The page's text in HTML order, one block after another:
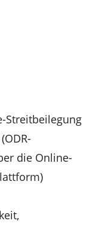
Streitbeilegung
die Online-